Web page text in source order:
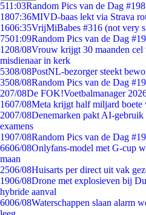
511:03Random Pics van de Dag
1807:36MIVD-baas lekt via Strava
1606:35VrijMiBabes #316 (not very
7501:09Random Pics van de Dag
1208/08Vrouw krijgt 30 maanden
misdienaar in kerk
5308/08PostNL-bezorger steekt
3508/08Random Pics van de Dag
207/08De FOK!Voetbalmanager
1607/08Meta krijgt half miljard boete
2007/08Denemarken pakt AI-
examens
1907/08Random Pics van de Dag
6606/08Onlyfans-model met G-cup
maan
2506/08Huisarts per direct uit vak
1906/08Drone met explosieven bij
hybride aanval
6006/08Waterschappen slaan alarm